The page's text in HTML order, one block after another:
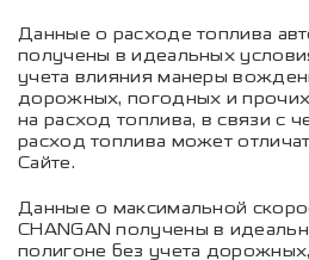
Данные о расходе топлива
получены в идеальных
учета влияния манеры
дорожных, погодных и
на расход топлива, в связи с
расход топлива может
Сайте.
Данные о максимальной
CHANGAN получены в
полигоне без учета